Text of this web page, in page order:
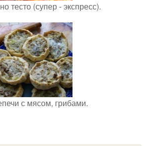
тесто (супер - экспресс).
с мясом, грибами.